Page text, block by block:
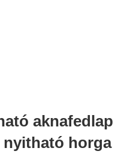
aknafedlap
nyitható horga